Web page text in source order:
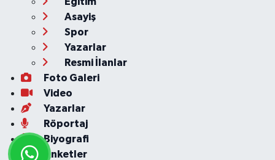
Asayiş
Spor
Yazarlar
Resmi İlanlar
Foto Galeri
Video
Yazarlar
Röportaj
Biyografi
Anketler